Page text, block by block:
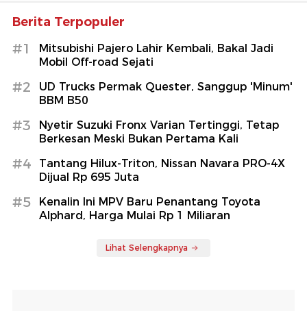
Berita Terpopuler
#1
Mitsubishi Pajero Lahir Kembali, Bakal Jadi
Mobil Off-road Sejati
#2
UD Trucks Permak Quester, Sanggup 'Minum'
BBM B50
#3
Nyetir Suzuki Fronx Varian Tertinggi, Tetap
Berkesan Meski Bukan Pertama Kali
#4
Tantang Hilux-Triton, Nissan Navara PRO-4X
Dijual Rp 695 Juta
#5
Kenalin Ini MPV Baru Penantang Toyota
Alphard, Harga Mulai Rp 1 Miliaran
Lihat Selengkapnya